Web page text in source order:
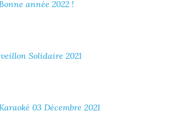
année 2022 !
Solidaire 2021
03 Décembre 2021